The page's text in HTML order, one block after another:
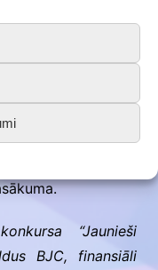
pasākumā.
pasākuma
skolēniem
“Jaunieši
BJC, finansiāli